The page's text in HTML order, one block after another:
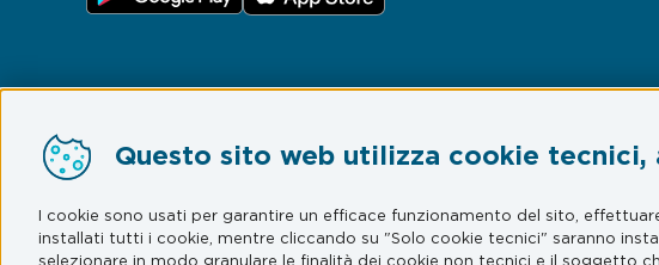
Questo sito web utilizza cookie
I cookie sono usati per garantire un efficace funzionamento del sito,
installati tutti i cookie, mentre cliccando su "Solo cookie tecnici" saranno
selezionare in modo granulare le finalità dei cookie non tecnici e il soggetto
© myCicero S.r.l.– Società del Gruppo Mooney – P. IVA
60619 Senigallia (AN). MooneyGo è un marchio registrato di proprietà